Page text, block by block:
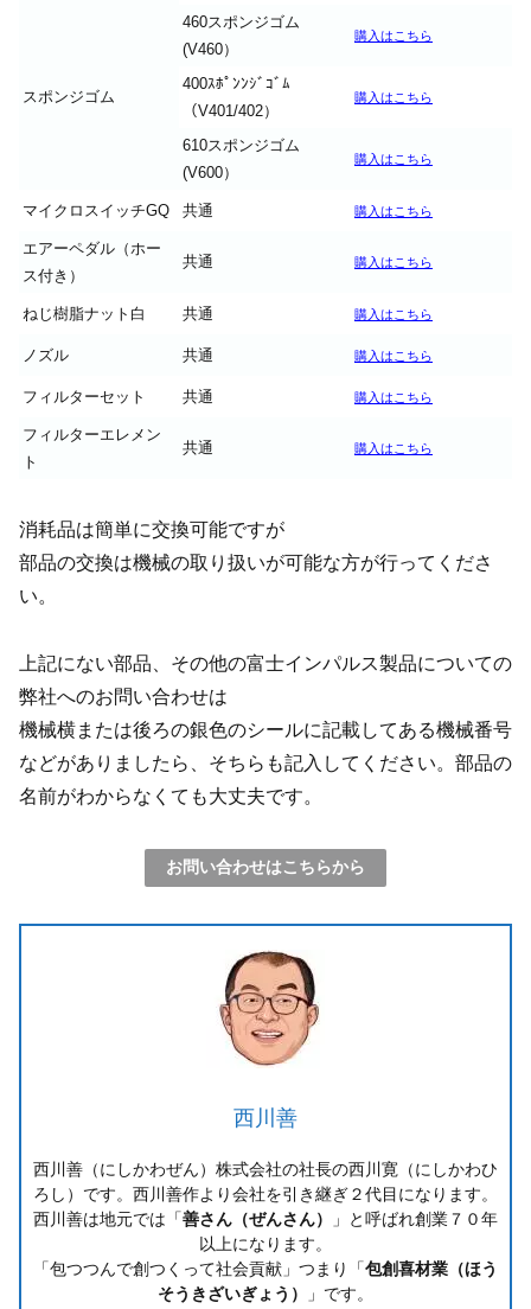
スポンジゴム
460スポンジゴム
(V460）
購入はこちら
400ｽﾎﾟﾝﾝｼﾞｺﾞﾑ
（V401/402）
購入はこちら
610スポンジゴム
(V600）
購入はこちら
マイクロスイッチGQ 共通 購入はこちら
エアーペダル（ホー
ス付き）
共通 購入はこちら
ねじ樹脂ナット白 共通 購入はこちら
ノズル 共通 購入はこちら
フィルターセット 共通 購入はこちら
フィルターエレメン
ト
共通 購入はこちら
消耗品は簡単に交換可能ですが
部品の交換は機械の取り扱いが可能な方が行ってくださ
い。
上記にない部品、その他の富士インパルス製品についての
弊社へのお問い合わせは
機械横または後ろの銀色のシールに記載してある機械番号
などがありましたら、そちらも記入してください。部品の
名前がわからなくても大丈夫です。
お問い合わせはこちらから
西川善
西川善（にしかわぜん）株式会社の社長の西川寛（にしかわひ
ろし）です。西川善作より会社を引き継ぎ２代目になります。
西川善は地元では「善さん（ぜんさん）
」と呼ばれ創業７０年
以上になります。
「包つつんで創つくって社会貢献」つまり「包創喜材業（ほう
そうきざいぎょう）
」です。